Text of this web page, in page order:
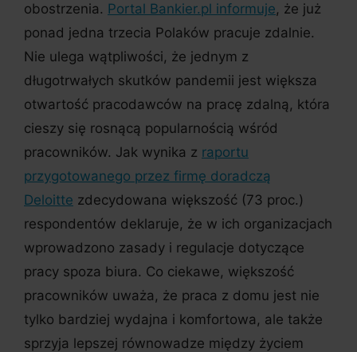
obostrzenia. Portal Bankier.pl informuje, że już
ponad jedna trzecia Polaków pracuje zdalnie.
Nie ulega wątpliwości, że jednym z
długotrwałych skutków pandemii jest większa
otwartość pracodawców na pracę zdalną, która
cieszy się rosnącą popularnością wśród
pracowników. Jak wynika z raportu
przygotowanego przez firmę doradczą
Deloitte zdecydowana większość (73 proc.)
respondentów deklaruje, że w ich organizacjach
wprowadzono zasady i regulacje dotyczące
pracy spoza biura. Co ciekawe, większość
pracowników uważa, że praca z domu jest nie
tylko bardziej wydajna i komfortowa, ale także
sprzyja lepszej równowadze między życiem